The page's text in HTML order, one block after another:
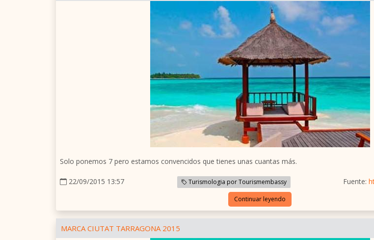
Solo ponemos 7 pero estamos convencidos que tienes unas cuantas más.
22/09/2015 13:57 Turismologia por Tourismembassy Fuente:
Continuar leyendo
MARCA CIUTAT TARRAGONA 2015